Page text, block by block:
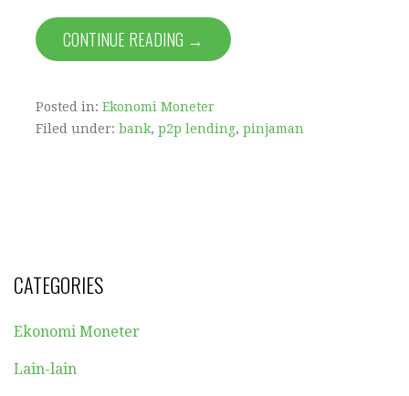
CONTINUE READING →
Posted in: Ekonomi Moneter
Filed under: bank, p2p lending, pinjaman
CATEGORIES
Ekonomi Moneter
Lain-lain